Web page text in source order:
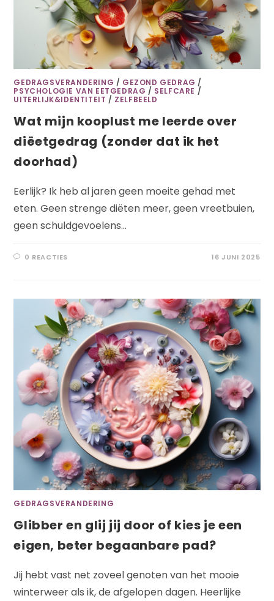
GEDRAGSVERANDERING / GEZOND GEDRAG /
PSYCHOLOGIE VAN EETGEDRAG / SELFCARE /
UITERLIJK&IDENTITEIT / ZELFBEELD
Wat mijn kooplust me leerde over
diëetgedrag (zonder dat ik het
doorhad)
Eerlijk? Ik heb al jaren geen moeite gehad met
eten. Geen strenge diëten meer, geen vreetbuien,
geen schuldgevoelens…
0 REACTIES 16 JUNI 2025
GEDRAGSVERANDERING
Glibber en glij jij door of kies je een
eigen, beter begaanbare pad?
Jij hebt vast net zoveel genoten van het mooie
winterweer als ik, de afgelopen dagen. Heerlijke